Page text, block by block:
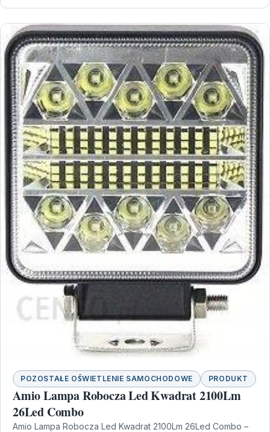
POZOSTAŁE OŚWIETLENIE SAMOCHODOWE PRODUKT
Amio Lampa Robocza Led Kwadrat 2100Lm
26Led Combo
Amio Lampa Robocza Led Kwadrat 2100Lm 26Led Combo –